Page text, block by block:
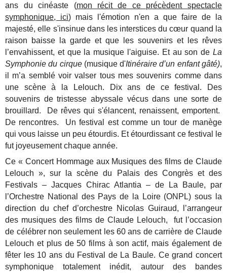
ans du cinéaste (mon récit de ce précèdent spectacle
symphonique, ici) mais l'émotion n'en a que faire de la
majesté, elle s'insinue dans les interstices du cœur quand la
raison baisse la garde et que les souvenirs et les rêves
l’envahissent, et que la musique l'aiguise. Et au son de La
Symphonie du cirque (musique d'Itinéraire d’un enfant gâté),
il m’a semblé voir valser tous mes souvenirs comme dans
une scène à la Lelouch. Dix ans de ce festival. Des
souvenirs de tristesse abyssale vécus dans une sorte de
brouillard. De rêves qui s'élancent, renaissent, emportent.
De rencontres. Un festival est comme un tour de manège
qui vous laisse un peu étourdis. Et étourdissant ce festival le
fut joyeusement chaque année.
Ce « Concert Hommage aux Musiques des films de Claude
Lelouch », sur la scène du Palais des Congrès et des
Festivals – Jacques Chirac Atlantia – de La Baule, par
l’Orchestre National des Pays de la Loire (ONPL) sous la
direction du chef d’orchestre Nicolas Guiraud, l’arrangeur
des musiques des films de Claude Lelouch, fut l’occasion
de célébrer non seulement les 60 ans de carrière de Claude
Lelouch et plus de 50 films à son actif, mais également de
fêter les 10 ans du Festival de La Baule. Ce grand concert
symphonique totalement inédit, autour des bandes